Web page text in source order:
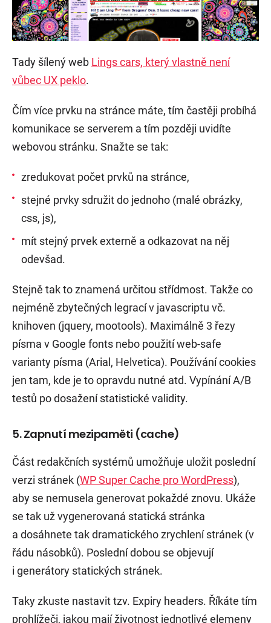
Tady šílený web Lings cars, který vlastně není
vůbec UX peklo.
Čím více prvku na stránce máte, tím častěji probíhá
komunikace se serverem a tím později uvidíte
webovou stránku. Snažte se tak:
zredukovat počet prvků na stránce,
stejné prvky sdružit do jednoho (malé obrázky,
css, js),
mít stejný prvek externě a odkazovat na něj
odevšad.
Stejně tak to znamená určitou střídmost. Takže co
nejméně zbytečných legrací v javascriptu vč.
knihoven (jquery, mootools). Maximálně 3 řezy
písma v Google fonts nebo použití web-safe
varianty písma (Arial, Helvetica). Používání cookies
jen tam, kde je to opravdu nutné atd. Vypínání A/B
testů po dosažení statistické validity.
5. Zapnutí mezipaměti (cache)
Část redakčních systémů umožňuje uložit poslední
verzi stránek (WP Super Cache pro WordPress),
aby se nemusela generovat pokaždé znovu. Ukáže
se tak už vygenerovaná statická stránka
a dosáhnete tak dramatického zrychlení stránek (v
řádu násobků). Poslední dobou se objevují
i generátory statických stránek.
Taky zkuste nastavit tzv. Expiry headers. Říkáte tím
prohlížeči, jakou mají životnost jednotlivé elemeny